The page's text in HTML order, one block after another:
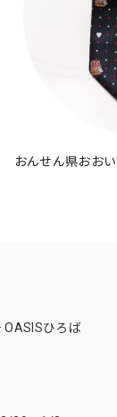
おんせん県お
OASISひろば